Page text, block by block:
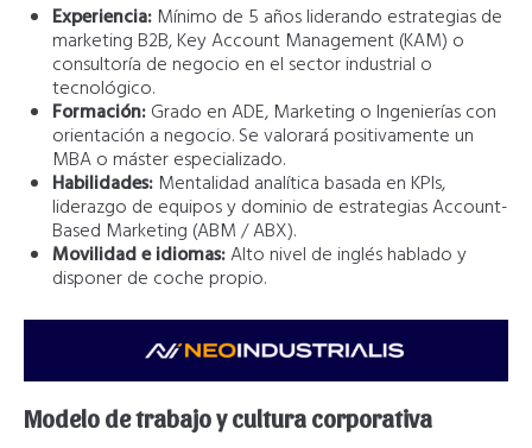
Experiencia: Mínimo de 5 años liderando estrategias de
marketing B2B, Key Account Management (KAM) o
consultoría de negocio en el sector industrial o
tecnológico.
Formación:Grado en ADE, Marketing o Ingenierías con
orientación a negocio. Se valorará positivamente un
MBA o máster especializado.
Habilidades: Mentalidad analítica basada en KPIs,
liderazgo de equipos y dominio de estrategias Account-
Based Marketing (ABM / ABX).
Movilidad e idiomas:Alto nivel de inglés hablado y
disponer de coche propio.
Modelo de trabajo y cultura corporativa